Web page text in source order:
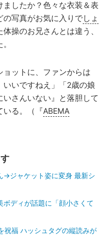
したか？色々な衣装＆表
の写真がお気に入りでしょ
操のお兄さんとは違う、
ットに、ファンからは
いいですねえ」「2歳の娘
さんいない』と落胆して
いる。（『ABEMA
→ジャケット姿に変身 最新シ
ボディが話題に「顔小さくて
祝福 ハッシュタグの縦読みが